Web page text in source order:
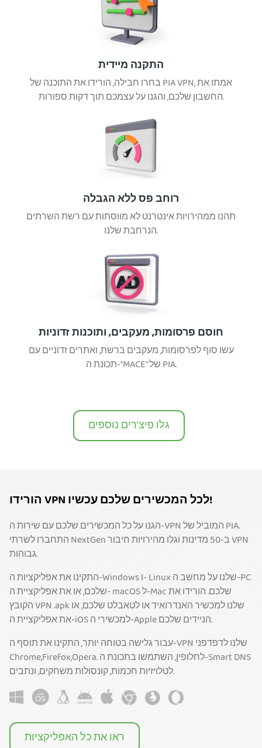
התקנה מיידית
בחרו חבילה, הורידו את התוכנה של PIA VPN, אמתו את
החשבון שלכם, והגנו על עצמכם תוך דקות ספורות.
רוחב פס ללא הגבלה
תהנו ממהירויות אינטרנט לא מווסתות עם רשת השרתים
הנרחבת שלנו.
חוסם פרסומות, מעקבים, ותוכנות זדוניות
עשו סוף לפרסומות, מעקבים ברשת, ואתרים זדוניים עם
תכונת ה-"MACE" של PIA.
גלו פיצ'רים נוספים
הורידו VPN לכל המכשירים שלכם עכשיו!
הגנו על כל המכשירים שלכם עם שירות ה-VPN המוביל של PIA.
התחברו לשרתי NextGen ב-50 מדינות וגלו מהירויות חיבור VPN
גבוהות.
התקינו את אפליקציות ה-Windows ו- Linux שלנו על מחשב ה-PC
שלכם, או את אפליקציית ה- macOS ל-Mac שלכם. הורידו את
הקובץ VPN .apk שלנו למכשיר האנדרואיד או לטאבלט שלכם, או
את אפליקציית ה-iOS למכשירי ה-Apple הניידים שלכם.
עבור גלישה בטוחה יותר, התקינו את תוסף ה-VPN שלנו לדפדפני
Chrome,Firefox,Opera. לחלופין, השתמשו בתכונת ה-Smart DNS
לטלויזיות חכמות, קונסולות משחקים, ונתבים.
ראו את כל האפליקציות